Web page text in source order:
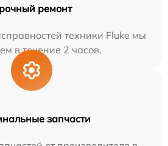
ремонт
техники Fluke мы
в течение 2 часов.
запчасти